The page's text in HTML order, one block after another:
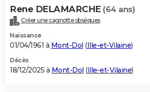
Rene DELAMARCHE (64 ans)
Créer une cagnotte obsèques
Naissance
01/04/1961 à Mont-Dol (Ille-et-Vilaine)
Décès
18/12/2025 à Mont-Dol (Ille-et-Vilaine)